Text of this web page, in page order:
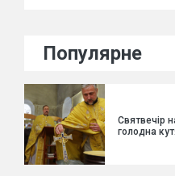
Популярне
Святвечір
голодна